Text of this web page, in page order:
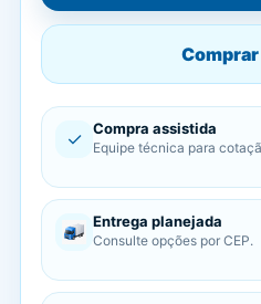
✓ Compra assistida
Equipe técnica para
Entrega planejada
Consulte opções por CEP.